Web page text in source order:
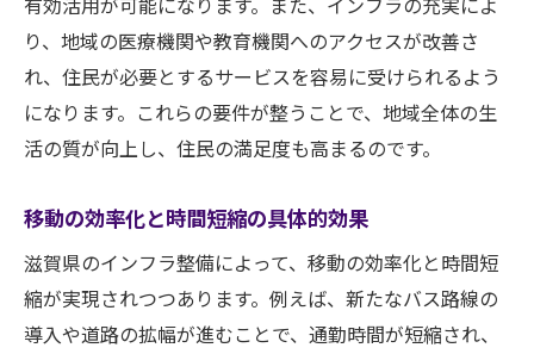
り、地域の医療機関や教育機関へのアクセスが改善さ
れ、住民が必要とするサービスを容易に受けられるよう
になります。これらの要件が整うことで、地域全体の生
活の質が向上し、住民の満足度も高まるのです。
移動の効率化と時間短縮の具体的効果
滋賀県のインフラ整備によって、移動の効率化と時間短
縮が実現されつつあります。例えば、新たなバス路線の
導入や道路の拡幅が進むことで、通勤時間が短縮され、